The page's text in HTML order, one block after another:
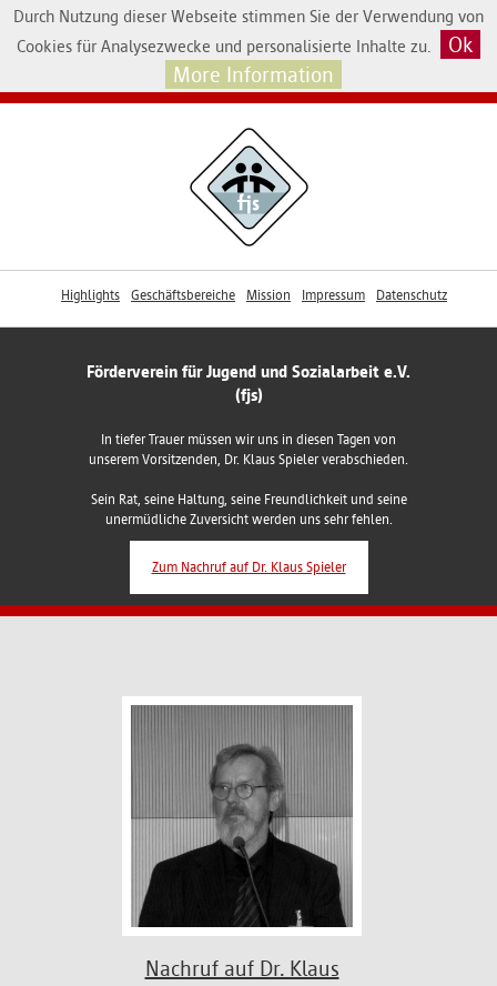
Durch Nutzung dieser Webseite stimmen Sie der Verwendung von
Cookies für Analysezwecke und personalisierte Inhalte zu.
Ok
More Information
Highlights Geschäftsbereiche Mission Impressum Datenschutz
Förderverein für Jugend und Sozialarbeit e.V.
(fjs)
In tiefer Trauer müssen wir uns in diesen Tagen von
unserem Vorsitzenden, Dr. Klaus Spieler verabschieden.
Sein Rat, seine Haltung, seine Freundlichkeit und seine
unermüdliche Zuversicht werden uns sehr fehlen.
Zum Nachruf auf Dr. Klaus Spieler
Nachruf auf Dr. Klaus